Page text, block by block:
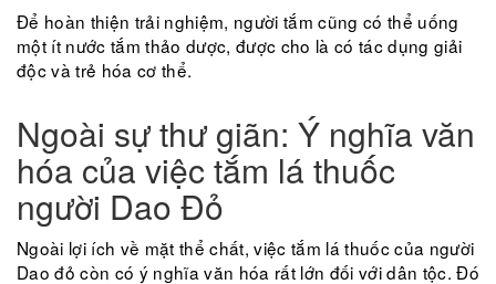
Để hoàn thiện trải nghiệm, người tắm cũng có thể uống
một ít nước tắm thảo dược, được cho là có tác dụng giải
độc và trẻ hóa cơ thể.
Ngoài sự thư giãn: Ý nghĩa văn
hóa của việc tắm lá thuốc
người Dao Đỏ
Ngoài lợi ích về mặt thể chất, việc tắm lá thuốc của người
Dao đỏ còn có ý nghĩa văn hóa rất lớn đối với dân tộc. Đó